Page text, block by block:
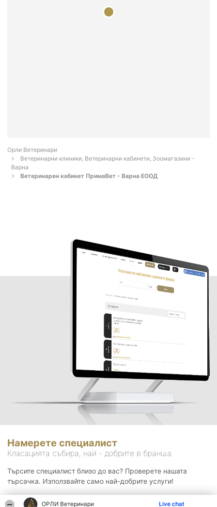
ОРЛИ Ветеринари Live chat
Орли Ветеринари
Ветеринарни клиники, Ветеринарни кабинети, Зоомагазини -
Варна
Ветеринарен кабинет ПримаВет - Варна ЕООД
Намерете специалист
Класацията събира, най - добрите в бранша.
Търсите специалист близо до вас? Проверете нашата
търсачка. Използвайте само най-добрите услуги!